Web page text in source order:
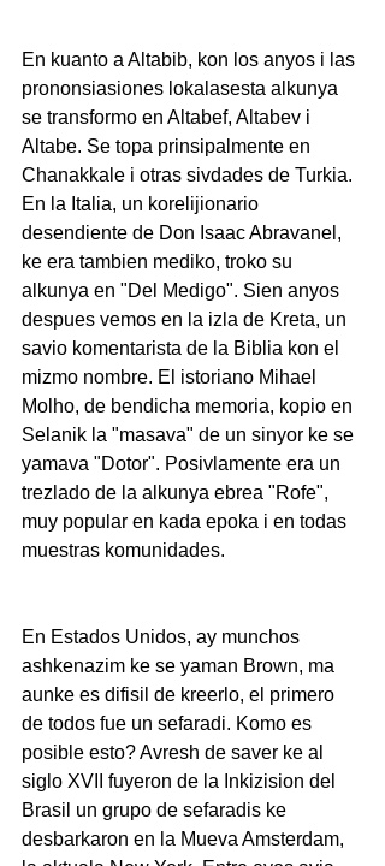
En kuanto a Altabib, kon los anyos i las
prononsiasiones lokalasesta alkunya
se transformo en Altabef, Altabev i
Altabe. Se topa prinsipalmente en
Chanakkale i otras sivdades de Turkia.
En la Italia, un korelijionario
desendiente de Don Isaac Abravanel,
ke era tambien mediko, troko su
alkunya en "Del Medigo". Sien anyos
despues vemos en la izla de Kreta, un
savio komentarista de la Biblia kon el
mizmo nombre. El istoriano Mihael
Molho, de bendicha memoria, kopio en
Selanik la "masava" de un sinyor ke se
yamava "Dotor". Posivlamente era un
trezlado de la alkunya ebrea "Rofe",
muy popular en kada epoka i en todas
muestras komunidades.
En Estados Unidos, ay munchos
ashkenazim ke se yaman Brown, ma
aunke es difisil de kreerlo, el primero
de todos fue un sefaradi. Komo es
posible esto? Avresh de saver ke al
siglo XVII fuyeron de la Inkizision del
Brasil un grupo de sefaradis ke
desbarkaron en la Mueva Amsterdam,